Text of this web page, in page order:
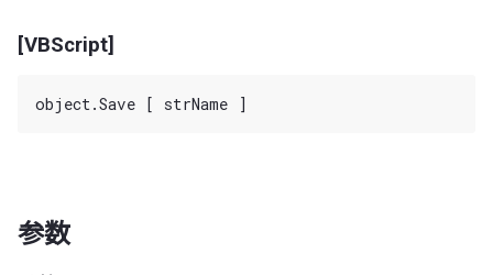
[VBScript]
参数